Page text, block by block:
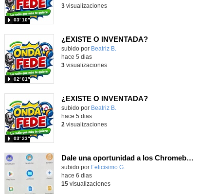
03′ 10″
3visualizaciones
¿EXISTE O INVENTADA?
Contenido educativo.
subido por Beatriz B.
02′ 01″
hace 5 dias
3visualizaciones
¿EXISTE O INVENTADA?
Contenido educativo.
subido por Beatriz B.
03′ 23″
hace 5 dias
2 visualizaciones
Dale una oportunidad a los Chromebooks y utiliza un proyector para realizar talleres si no tienes pantallas táctiles
Contenido educativo.
subido por Felicisimo G.
hace 6 dias
15visualizaciones